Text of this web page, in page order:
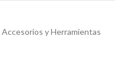
Accesorios y Herramientas